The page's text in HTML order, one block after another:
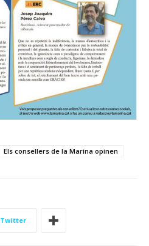
Els consellers de la Marina opinen
Twitter